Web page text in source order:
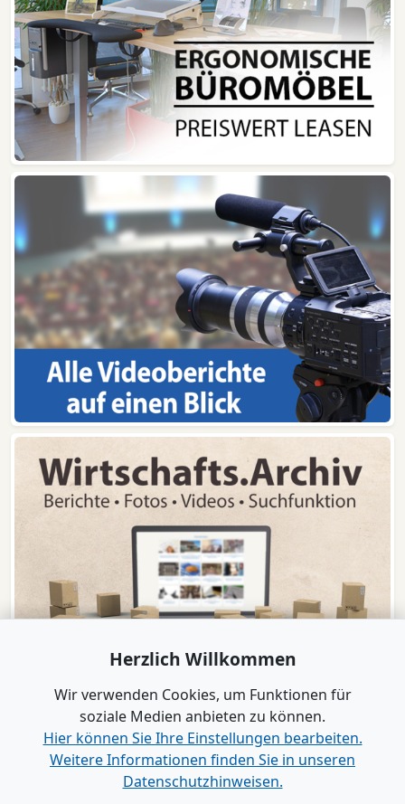
www.B2B-Wirtschaft.de
Herzlich Willkommen
Wir verwenden Cookies, um Funktionen für
soziale Medien anbieten zu können.
Hier können Sie Ihre Einstellungen bearbeiten.
Weitere Informationen finden Sie in unseren
Datenschutzhinweisen.